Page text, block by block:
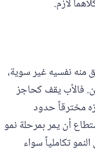
لازم.
منه نفسيه غير سوية،
فالأب يقف كحاجز
مخترقاً حدود
أن يمر بمرحلة نمو
تكاملياً سواء